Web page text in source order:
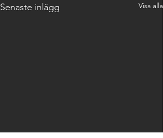
Senaste inlägg Visa alla